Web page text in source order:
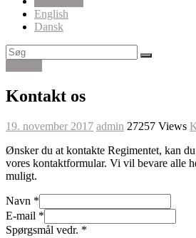
English
Dansk
Kontakt os
19. november 2017 admin 27257 Views
Ønsker du at kontakte Regimentet, kan
vores kontaktformular. Vi vil bevare alle
muligt.
Navn *
E-mail *
Spørgsmål vedr. *